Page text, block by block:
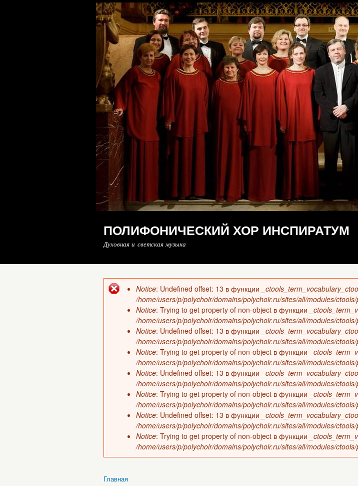
Перейти к
основному
содержанию
ПОЛИФОНИЧЕСКИЙ ХОР ИНСПИРАТУМ
Духовная и светская музыка
Сообщение об ошибке
Notice: Undefined offset: 13 в функции
/home/users/p/polychoir/domains/polychoir.ru/sites/all/modules/
Notice: Trying to get property of non-object в функции
/home/users/p/polychoir/domains/polychoir.ru/sites/all/modules/
Notice: Undefined offset: 13 в функции
/home/users/p/polychoir/domains/polychoir.ru/sites/all/modules/
Notice: Trying to get property of non-object в функции
/home/users/p/polychoir/domains/polychoir.ru/sites/all/modules/
Notice: Undefined offset: 13 в функции
/home/users/p/polychoir/domains/polychoir.ru/sites/all/modules/
Notice: Trying to get property of non-object в функции
/home/users/p/polychoir/domains/polychoir.ru/sites/all/modules/
Notice: Undefined offset: 13 в функции
/home/users/p/polychoir/domains/polychoir.ru/sites/all/modules/
Notice: Trying to get property of non-object в функции
/home/users/p/polychoir/domains/polychoir.ru/sites/all/modules/
Главная